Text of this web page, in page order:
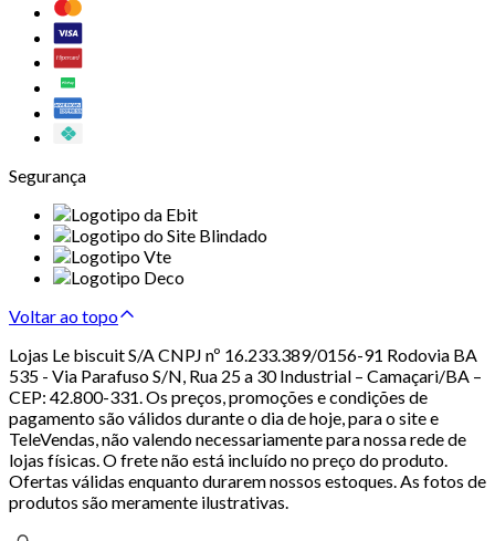
Segurança
Voltar ao topo
Lojas Le biscuit S/A CNPJ nº 16.233.389/0156-91 Rodovia BA
535 - Via Parafuso S/N, Rua 25 a 30 Industrial – Camaçari/BA –
CEP: 42.800-331. Os preços, promoções e condições de
pagamento são válidos durante o dia de hoje, para o site e
TeleVendas, não valendo necessariamente para nossa rede de
lojas físicas. O frete não está incluído no preço do produto.
Ofertas válidas enquanto durarem nossos estoques. As fotos de
produtos são meramente ilustrativas.